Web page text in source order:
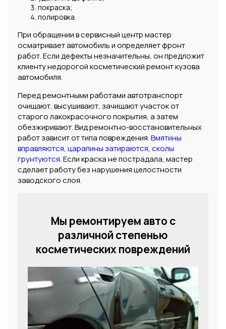
покраска;
полировка.
При обращении в сервисный центр мастер
осматривает автомобиль и определяет фронт
работ. Если дефекты незначительны, он предложит
клиенту недорогой косметический ремонт кузова
автомобиля.
Перед ремонтными работами автотранспорт
очищают, высушивают, зачищают участок от
старого лакокрасочного покрытия, а затем
обезжиривают. Вид ремонтно-восстановительных
работ зависит от типа повреждения.Вмятины
вправляются, царапины затираются, сколы
грунтуются. Если краска не пострадала, мастер
сделает работу без нарушения целостности
заводского слоя.
Мы ремонтируем авто с
различной степенью
косметических повреждений